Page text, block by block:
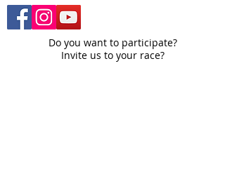
Do you want to participate?
Invite us to your race?